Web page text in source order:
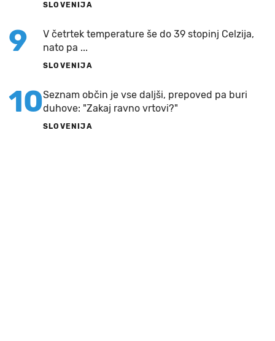
SLOVENIJA
9
V četrtek temperature še do 39 stopinj Celzija,
nato pa ...
SLOVENIJA
10Seznam občin je vse daljši, prepoved pa buri
duhove: "Zakaj ravno vrtovi?"
SLOVENIJA